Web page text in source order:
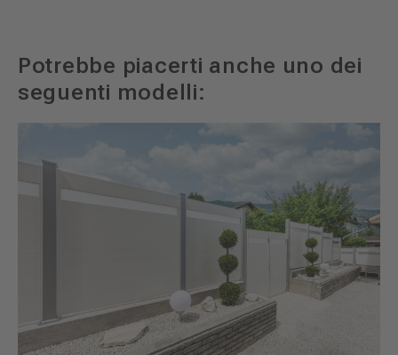
Potrebbe piacerti anche uno dei
seguenti modelli: